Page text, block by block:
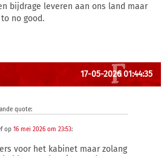
bijdrage leveren aan ons land maar
no good.
17-05-2026 01:44:35
quote:
op 16 mei 2026 om 23:53:
voor het kabinet maar zolang